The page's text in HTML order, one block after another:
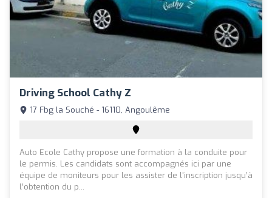
Driving School Cathy Z
17 Fbg la Souché - 16110, Angoulême
Auto Ecole Cathy propose une formation à la conduite pour
le permis. Les candidats sont accompagnés ici par une
équipe de moniteurs pour les assister de l'inscription jusqu’à
l’obtention du p...